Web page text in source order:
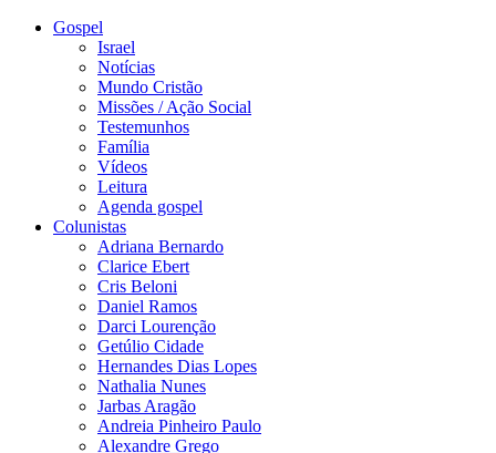
Gospel
Israel
Notícias
Mundo Cristão
Missões / Ação Social
Testemunhos
Família
Vídeos
Leitura
Agenda gospel
Colunistas
Adriana Bernardo
Clarice Ebert
Cris Beloni
Daniel Ramos
Darci Lourenção
Getúlio Cidade
Hernandes Dias Lopes
Nathalia Nunes
Jarbas Aragão
Andreia Pinheiro Paulo
Alexandre Grego